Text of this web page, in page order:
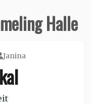
Halle
Janina